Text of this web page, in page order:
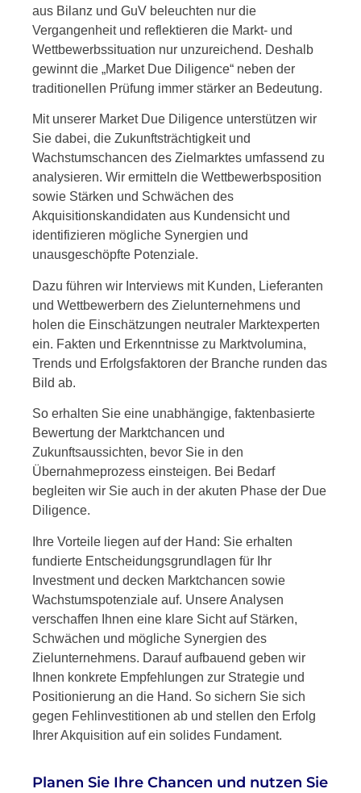
aus Bilanz und GuV beleuchten nur die
Vergangenheit und reflektieren die Markt- und
Wettbewerbssituation nur unzureichend. Deshalb
gewinnt die „Market Due Diligence“ neben der
traditionellen Prüfung immer stärker an Bedeutung.
Mit unserer Market Due Diligence unterstützen wir
Sie dabei, die Zukunftsträchtigkeit und
Wachstumschancen des Zielmarktes umfassend zu
analysieren. Wir ermitteln die Wettbewerbsposition
sowie Stärken und Schwächen des
Akquisitionskandidaten aus Kundensicht und
identifizieren mögliche Synergien und
unausgeschöpfte Potenziale.
Dazu führen wir Interviews mit Kunden, Lieferanten
und Wettbewerbern des Zielunternehmens und
holen die Einschätzungen neutraler Marktexperten
ein. Fakten und Erkenntnisse zu Marktvolumina,
Trends und Erfolgsfaktoren der Branche runden das
Bild ab.
So erhalten Sie eine unabhängige, faktenbasierte
Bewertung der Marktchancen und
Zukunftsaussichten, bevor Sie in den
Übernahmeprozess einsteigen. Bei Bedarf
begleiten wir Sie auch in der akuten Phase der Due
Diligence.
Ihre Vorteile liegen auf der Hand: Sie erhalten
fundierte Entscheidungsgrundlagen für Ihr
Investment und decken Marktchancen sowie
Wachstumspotenziale auf. Unsere Analysen
verschaffen Ihnen eine klare Sicht auf Stärken,
Schwächen und mögliche Synergien des
Zielunternehmens. Darauf aufbauend geben wir
Ihnen konkrete Empfehlungen zur Strategie und
Positionierung an die Hand. So sichern Sie sich
gegen Fehlinvestitionen ab und stellen den Erfolg
Ihrer Akquisition auf ein solides Fundament.
Planen Sie Ihre Chancen und nutzen Sie